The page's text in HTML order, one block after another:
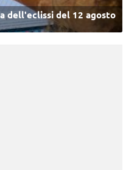
dell'eclissi del 12 agosto